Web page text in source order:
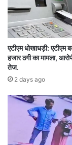
की सूचना पर वन
वनरक्षक के साथ
द्वारा वर्दी
द्वारा वन भूमि
17 फरवरी को भी
गया था।
एटीएम धोखाधड़ी:
हजार ठगी का मामला,
तेज.
2 days ago